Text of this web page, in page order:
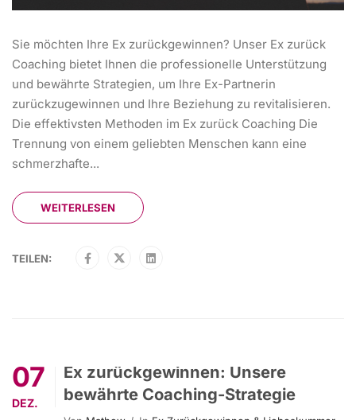
Sie möchten Ihre Ex zurückgewinnen? Unser Ex zurück
Coaching bietet Ihnen die professionelle Unterstützung
und bewährte Strategien, um Ihre Ex-Partnerin
zurückzugewinnen und Ihre Beziehung zu revitalisieren.
Die effektivsten Methoden im Ex zurück Coaching Die
Trennung von einem geliebten Menschen kann eine
schmerzhafte...
WEITERLESEN
TEILEN:
07
DEZ.
Ex zurückgewinnen: Unsere
bewährte Coaching-Strategie